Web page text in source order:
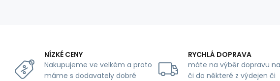
NÍZKÉ CENY
Nakupujeme ve velkém a proto
máme s dodavately dobré
RYCHLÁ DOPRAVA
máte na výběr dopravu
či do některé z výdejen či